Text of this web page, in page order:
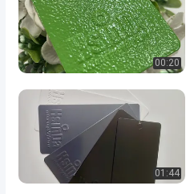
00:20
01:44